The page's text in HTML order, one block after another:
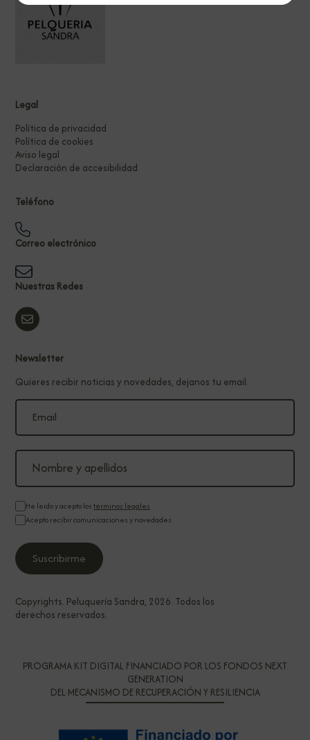
Legal
Política de privacidad
Política de cookies
Aviso legal
Declaración de accesibilidad
Teléfono
Correo electrónico
Nuestras Redes
Newsletter
Quieres recibir noticias y novedades, dejanos tu email.
He leído y acepto lostérminos legales
Acepto recibir comunicaciones y novedades
Copyrights. Peluquería Sandra, 2026. Todos los
derechos reservados.
PROGRAMA KIT DIGITAL FINANCIADO POR LOS FONDOS NEXT
GENERATION
DEL MECANISMO DE RECUPERACIÓN Y RESILIENCIA